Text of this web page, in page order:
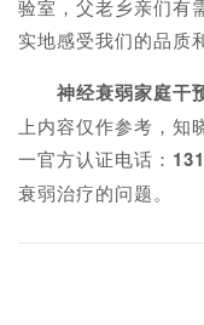
验室，父老乡亲们有
实地感受我们的品质
神经衰弱家庭干
上内容仅作参考，知
一官方认证电话：
衰弱治疗的问题。